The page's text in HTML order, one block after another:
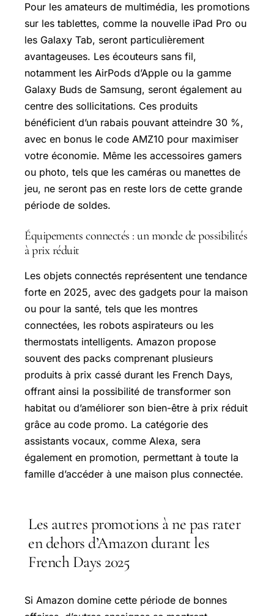
Pour les amateurs de multimédia, les promotions
sur les tablettes, comme la nouvelle iPad Pro ou
les Galaxy Tab, seront particulièrement
avantageuses. Les écouteurs sans fil,
notamment les AirPods d’Apple ou la gamme
Galaxy Buds de Samsung, seront également au
centre des sollicitations. Ces produits
bénéficient d’un rabais pouvant atteindre 30 %,
avec en bonus le code AMZ10 pour maximiser
votre économie. Même les accessoires gamers
ou photo, tels que les caméras ou manettes de
jeu, ne seront pas en reste lors de cette grande
période de soldes.
Équipements connectés : un monde de possibilités
à prix réduit
Les objets connectés représentent une tendance
forte en 2025, avec des gadgets pour la maison
ou pour la santé, tels que les montres
connectées, les robots aspirateurs ou les
thermostats intelligents. Amazon propose
souvent des packs comprenant plusieurs
produits à prix cassé durant les French Days,
offrant ainsi la possibilité de transformer son
habitat ou d’améliorer son bien-être à prix réduit
grâce au code promo. La catégorie des
assistants vocaux, comme Alexa, sera
également en promotion, permettant à toute la
famille d’accéder à une maison plus connectée.
Les autres promotions à ne pas rater
en dehors d’Amazon durant les
French Days 2025
Si Amazon domine cette période de bonnes